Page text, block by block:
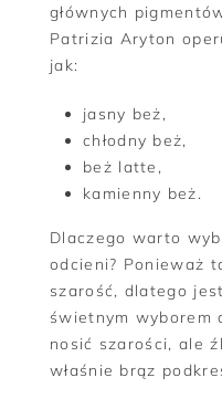
głównych
Patrizia Aryton
jak:
jasny beż,
chłodny beż,
beż latte,
kamienny beż.
Dlaczego warto
odcieni? Ponieważ
szarość, dlatego
świetnym wyborem
nosić szarości, ale
właśnie brąz